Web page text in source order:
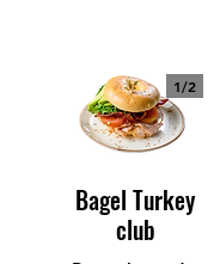
Bagel Turkey
club
1/2